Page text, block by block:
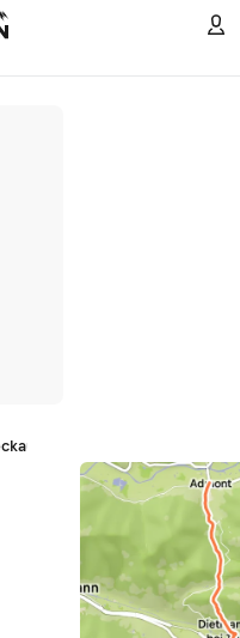
Tauern